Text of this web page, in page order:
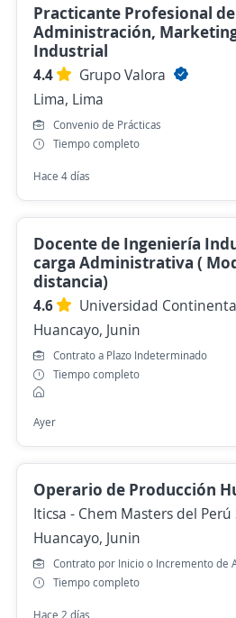
Practicante Profesional de
Administración,
Industrial
4.4
Grupo Valora
Lima, Lima
Convenio de Prácticas
Tiempo completo
Hace 4 días
Docente de Ingeniería
carga Administrativa (
distancia)
4.6
Universidad
Huancayo, Junin
Contrato a Plazo Indeterminado
Tiempo completo
Ayer
Operario de Producción
Iticsa - Chem Masters del Perú
Huancayo, Junin
Contrato por Inicio o Incremento de
Tiempo completo
Hace 2 días